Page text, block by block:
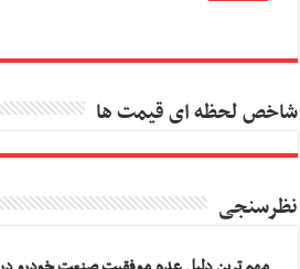
شاخص لحظه ای قیمت ها
نظرسنجی